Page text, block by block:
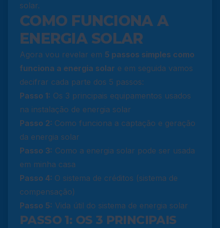
solar.
COMO FUNCIONA A
ENERGIA SOLAR
Agora vou revelar em 5 passos simples como
funciona a energia solar e em seguida vamos
decifrar cada parte dos 5 passos:
Passo 1: Os 3 principais equipamentos usados
na instalação de energia solar
Passo 2: Como funciona a captação e geração
da energia solar
Passo 3: Como a energia solar pode ser usada
em minha casa
Passo 4: O sistema de créditos (sistema de
compensação)
Passo 5: Vida útil do sistema de energia solar
PASSO 1: OS 3 PRINCIPAIS